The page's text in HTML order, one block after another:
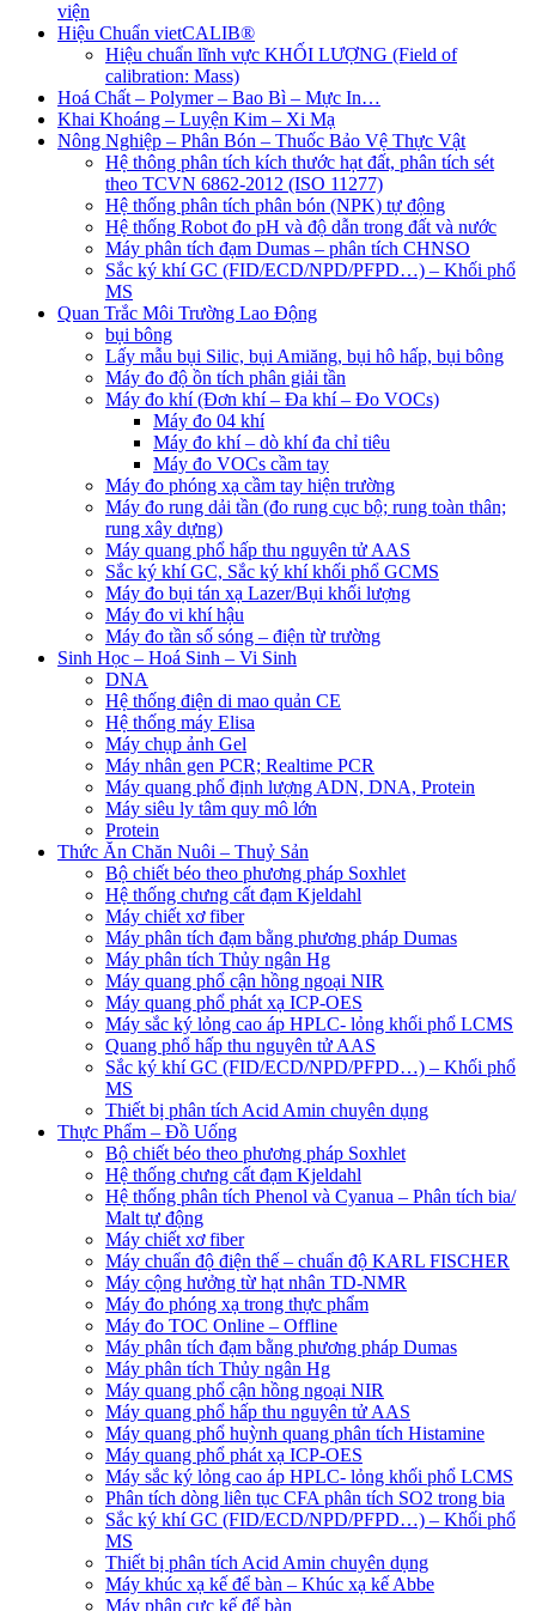
viện
Hiệu Chuẩn vietCALIB®
Hiệu chuẩn lĩnh vực KHỐI LƯỢNG (Field of
calibration: Mass)
Hoá Chất – Polymer – Bao Bì – Mực In…
Khai Khoáng – Luyện Kim – Xi Mạ
Nông Nghiệp – Phân Bón – Thuốc Bảo Vệ Thực Vật
Hệ thông phân tích kích thước hạt đất, phân tích sét
theo TCVN 6862-2012 (ISO 11277)
Hệ thống phân tích phân bón (NPK) tự động
Hệ thống Robot đo pH và độ dẫn trong đất và nước
Máy phân tích đạm Dumas – phân tích CHNSO
Sắc ký khí GC (FID/ECD/NPD/PFPD…) – Khối phổ
MS
Quan Trắc Môi Trường Lao Động
bụi bông
Lấy mẫu bụi Silic, bụi Amiăng, bụi hô hấp, bụi bông
Máy đo độ ồn tích phân giải tần
Máy đo khí (Đơn khí – Đa khí – Đo VOCs)
Máy đo 04 khí
Máy đo khí – dò khí đa chỉ tiêu
Máy đo VOCs cầm tay
Máy đo phóng xạ cầm tay hiện trường
Máy đo rung dải tần (đo rung cục bộ; rung toàn thân;
rung xây dựng)
Máy quang phổ hấp thu nguyên tử AAS
Sắc ký khí GC, Sắc ký khí khối phổ GCMS
Máy đo bụi tán xạ Lazer/Bụi khối lượng
Máy đo vi khí hậu
Máy đo tần số sóng – điện từ trường
Sinh Học – Hoá Sinh – Vi Sinh
DNA
Hệ thống điện di mao quản CE
Hệ thống máy Elisa
Máy chụp ảnh Gel
Máy nhân gen PCR; Realtime PCR
Máy quang phổ định lượng ADN, DNA, Protein
Máy siêu ly tâm quy mô lớn
Protein
Thức Ăn Chăn Nuôi – Thuỷ Sản
Bộ chiết béo theo phương pháp Soxhlet
Hệ thống chưng cất đạm Kjeldahl
Máy chiết xơ fiber
Máy phân tích đạm bằng phương pháp Dumas
Máy phân tích Thủy ngân Hg
Máy quang phổ cận hồng ngoại NIR
Máy quang phổ phát xạ ICP-OES
Máy sắc ký lỏng cao áp HPLC- lỏng khối phổ LCMS
Quang phổ hấp thu nguyên tử AAS
Sắc ký khí GC (FID/ECD/NPD/PFPD…) – Khối phổ
MS
Thiết bị phân tích Acid Amin chuyên dụng
Thực Phẩm – Đồ Uống
Bộ chiết béo theo phương pháp Soxhlet
Hệ thống chưng cất đạm Kjeldahl
Hệ thống phân tích Phenol và Cyanua – Phân tích bia/
Malt tự động
Máy chiết xơ fiber
Máy chuẩn độ điện thế – chuẩn độ KARL FISCHER
Máy cộng hưởng từ hạt nhân TD-NMR
Máy đo phóng xạ trong thực phẩm
Máy đo TOC Online – Offline
Máy phân tích đạm bằng phương pháp Dumas
Máy phân tích Thủy ngân Hg
Máy quang phổ cận hồng ngoại NIR
Máy quang phổ hấp thu nguyên tử AAS
Máy quang phổ huỳnh quang phân tích Histamine
Máy quang phổ phát xạ ICP-OES
Máy sắc ký lỏng cao áp HPLC- lỏng khối phổ LCMS
Phân tích dòng liên tục CFA phân tích SO2 trong bia
Sắc ký khí GC (FID/ECD/NPD/PFPD…) – Khối phổ
MS
Thiết bị phân tích Acid Amin chuyên dụng
Máy khúc xạ kế để bàn – Khúc xạ kế Abbe
Máy phân cực kế để bàn